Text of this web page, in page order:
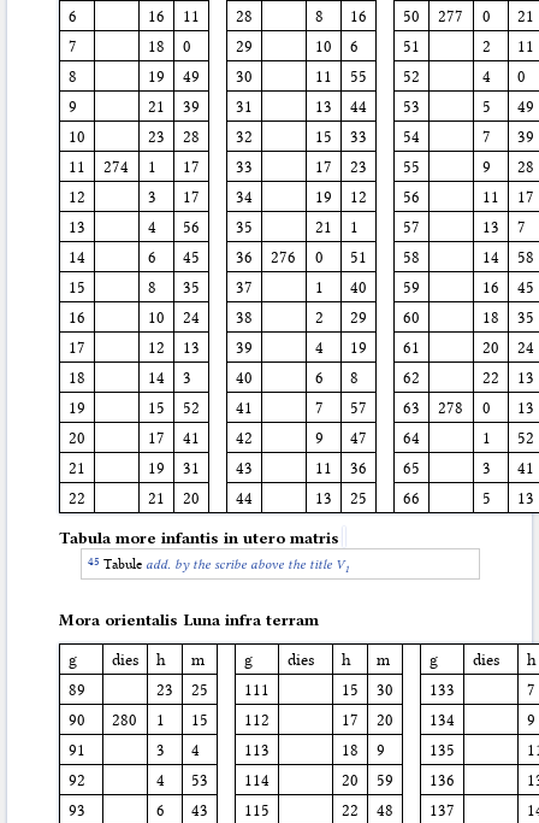
6
16 11 28 8 16 50 277 0
21
7
18 0 29 10 6 51 2
11
8
19 49 30 11 55 52 4
0
9
21 39 31 13 44 53 5
49
10
23 28 32 15 33 54 7
39
11
274 1 17 33 17 23 55 9
28
12
3 17 34 19 12 56 11
17
13
4 56 35 21 1 57 13
7
14
6 45 36 276 0 51 58 14
58
15
8 35 37 1 40 59 16
45
16
10 24 38 2 29 60 18
35
17
12 13 39 4 19 61 20
24
18
14 3 40 6 8 62 22
13
19
15 52 41 7 57 63 278 0
13
20
17 41 42 9 47 64 1
52
21
19 31 43 11 36 65 3
41
22
21 20 44 13 25 66 5 13
Tabula more infantis in utero matris
Tabule add. by the scribe above the title V1
Mora orientalis Luna infra terram
g dies h m g dies h m g dies
h
89
23 25 111 15 30 133
7
90
280 1 15 112 17 20 134
9
91
3 4 113 18 9 135
92
4 53 114 20 59 136
93
6 43 115 22 48 137